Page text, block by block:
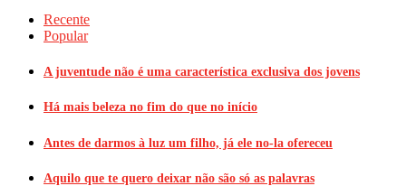
Recente
Popular
A juventude não é uma característica exclusiva dos jovens
Há mais beleza no fim do que no início
Antes de darmos à luz um filho, já ele no-la ofereceu
Aquilo que te quero deixar não são só as palavras